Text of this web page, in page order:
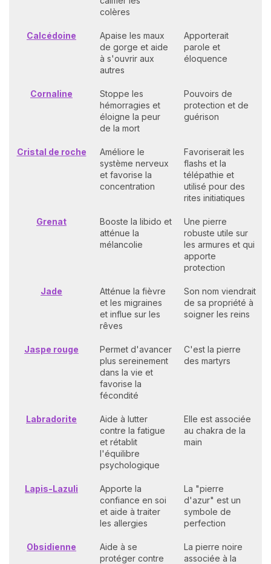
colères
Calcédoine
Apaise les maux
de gorge et aide
à s'ouvrir aux
autres
Apporterait
parole et
éloquence
Cornaline
Stoppe les
hémorragies et
éloigne la peur
de la mort
Pouvoirs de
protection et de
guérison
Cristal de roche
Améliore le
système nerveux
et favorise la
concentration
Favoriserait les
flashs et la
télépathie et
utilisé pour des
rites initiatiques
Grenat
Booste la libido et
atténue la
mélancolie
Une pierre
robuste utile sur
les armures et qui
apporte
protection
Jade
Atténue la fièvre
et les migraines
et influe sur les
rêves
Son nom viendrait
de sa propriété à
soigner les reins
Jaspe rouge
Permet d'avancer
plus sereinement
dans la vie et
favorise la
fécondité
C'est la pierre
des martyrs
Labradorite
Aide à lutter
contre la fatigue
et rétablit
l'équilibre
psychologique
Elle est associée
au chakra de la
main
Lapis-Lazuli
Apporte la
confiance en soi
et aide à traiter
les allergies
La "pierre
d'azur" est un
symbole de
perfection
Obsidienne
Aide à se
protéger contre
La pierre noire
associée à la